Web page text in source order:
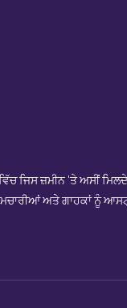
ਜ਼ਮੀਨ 'ਤੇ ਅਸੀਂ ਮਿਲਦੇ
ਅਤੇ ਗਾਹਕਾਂ ਨੂੰ